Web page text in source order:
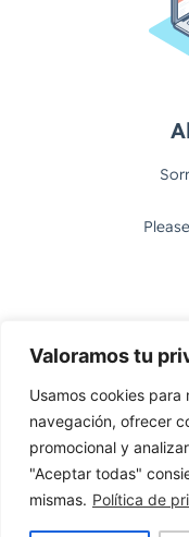
Valoramos tu
Usamos cookies
navegación, ofrecer
promocional y
"Aceptar todas"
mismas. Política de